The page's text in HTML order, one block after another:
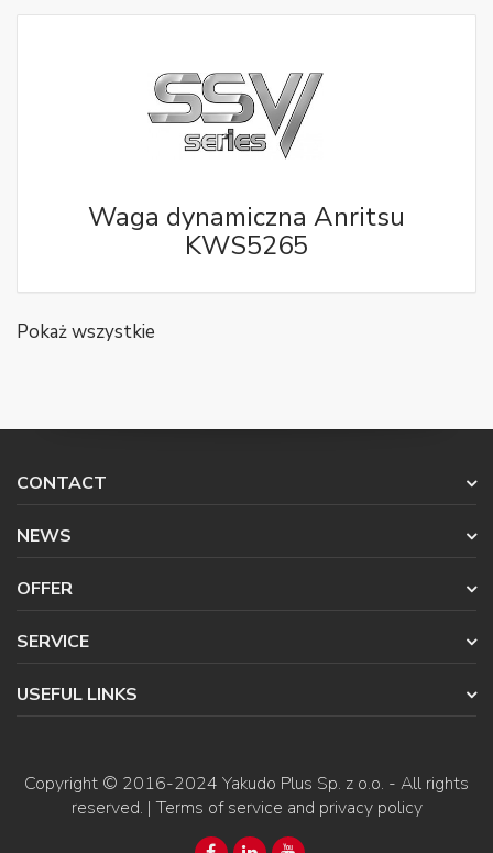
Waga dynamiczna Anritsu
KWS5265
Pokaż wszystkie
CONTACT
NEWS
OFFER
SERVICE
USEFUL LINKS
Copyright © 2016-2024 Yakudo Plus Sp. z o.o. - All rights
reserved. |Terms of service and privacy policy